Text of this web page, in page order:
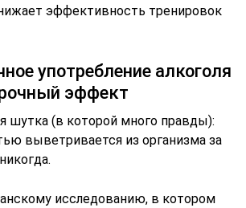
эффективность тренировок
употребление алкоголя
эффект
шутка (в которой много правды):
выветривается из организма за
исследованию, в котором